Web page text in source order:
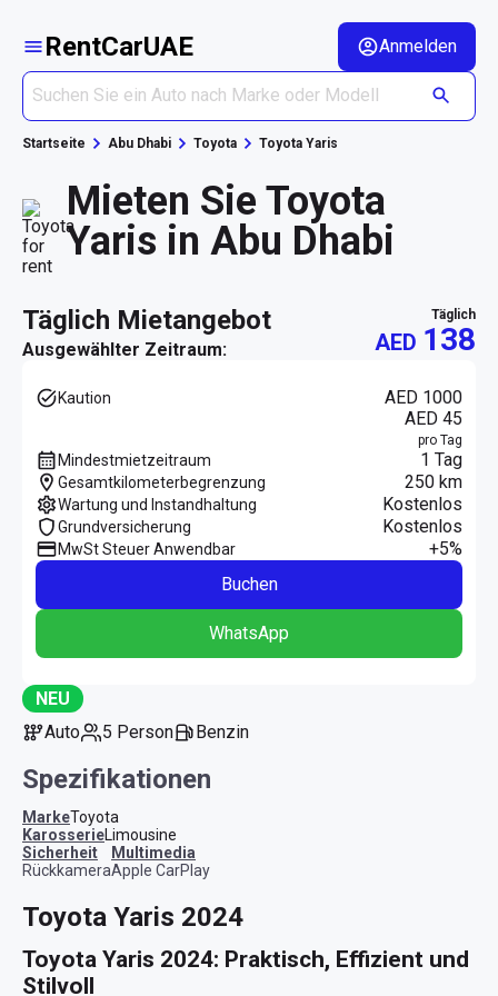
RentCarUAE Anmelden
Startseite Abu Dhabi Toyota Toyota Yaris
Mieten Sie Toyota
Yaris in Abu Dhabi
täglich Mietangebot
Ausgewählter Zeitraum:
täglich
AED 138
Kaution
AED 1000
AED 45
pro Tag
Mindestmietzeitraum 1 Tag
Gesamtkilometerbegrenzung 250 km
Wartung und Instandhaltung Kostenlos
Grundversicherung Kostenlos
MwSt Steuer Anwendbar
+5%
Buchen
WhatsApp
NEU
Auto
5 Person Benzin
Spezifikationen
MarkeToyota
KarosserieLimousine
Sicherheit
Rückkamera
Multimedia
Apple CarPlay
Toyota Yaris 2024
Toyota Yaris 2024: Praktisch, Effizient und
Stilvoll